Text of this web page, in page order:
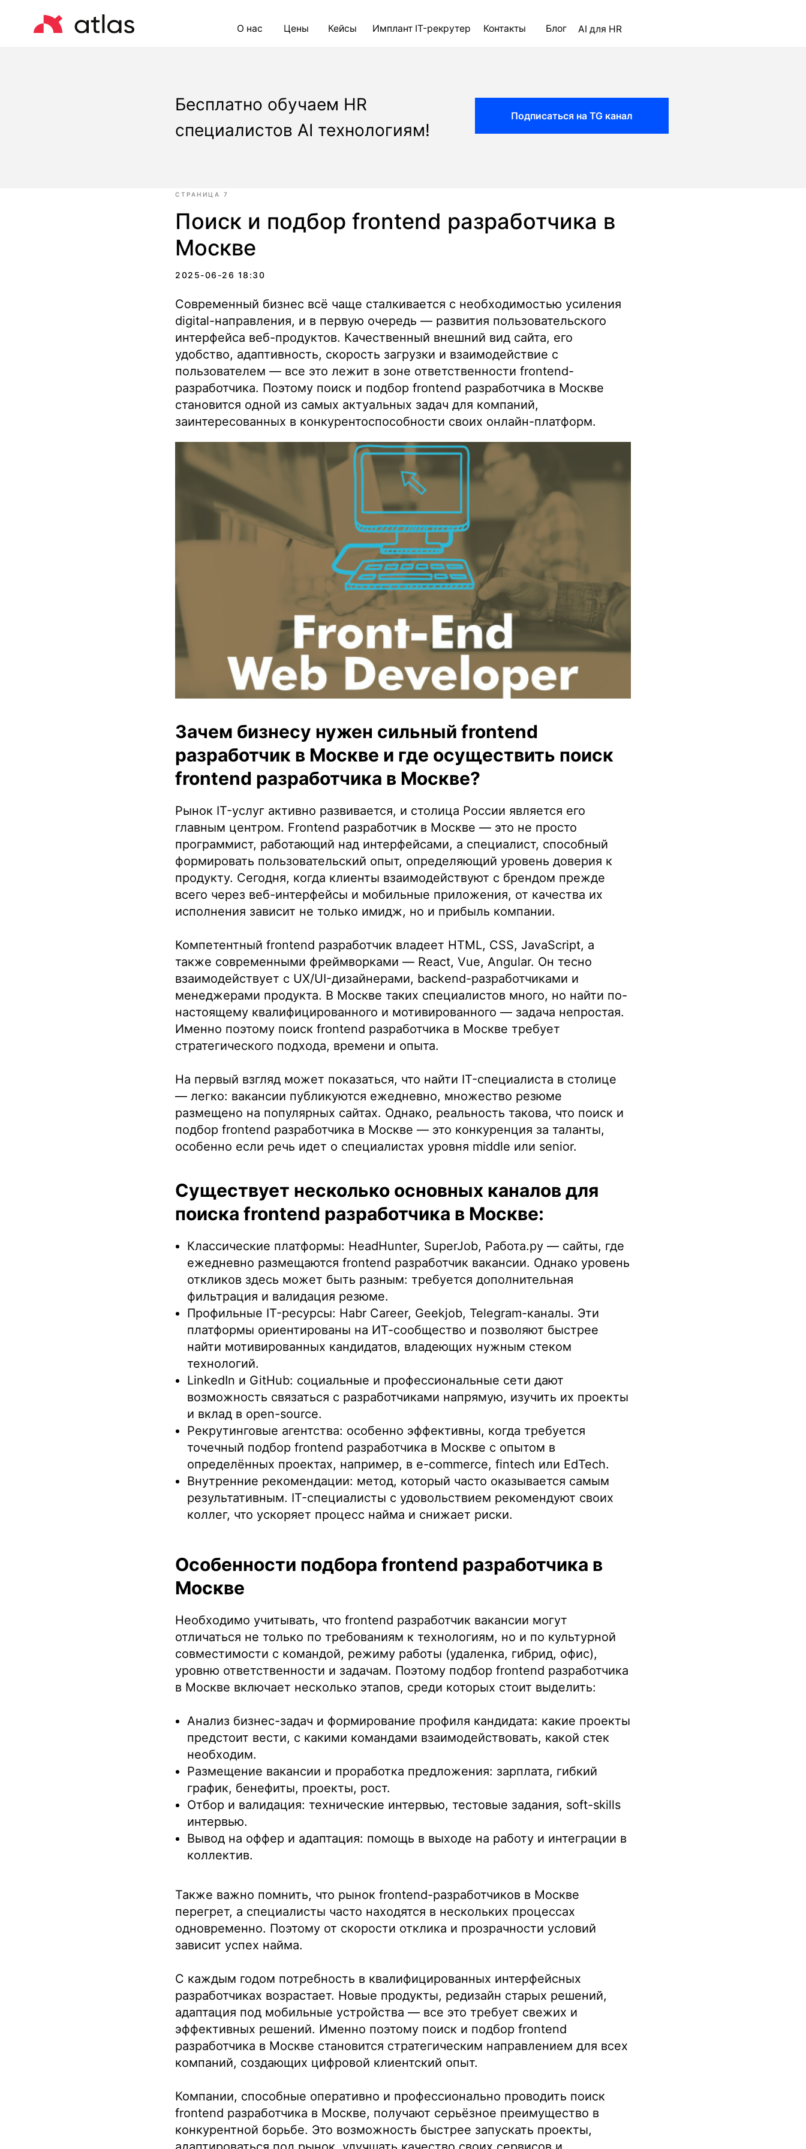
Цены Контакты Блог AI для HR
Кейсы Имплант IT-рекрутер
Бесплатно обучаем HR
специалистов AI технологиям!
Подписаться на TG канал
СТРАНИЦА 7
Поиск и подбор frontend разработчика в
Москве
2025-06-26 18:30
Современный бизнес всё чаще сталкивается с необходимостью усиления
digital-направления, и в первую очередь — развития пользовательского
интерфейса веб-продуктов. Качественный внешний вид сайта, его
удобство, адаптивность, скорость загрузки и взаимодействие с
пользователем — все это лежит в зоне ответственности frontend-
разработчика. Поэтому поиск и подбор frontend разработчика в Москве
становится одной из самых актуальных задач для компаний,
заинтересованных в конкурентоспособности своих онлайн-платформ.
Зачем бизнесу нужен сильный frontend
разработчик в Москве и где осуществить поиск
frontend разработчика в Москве?
Рынок IT-услуг активно развивается, и столица России является его
главным центром. Frontend разработчик в Москве — это не просто
программист, работающий над интерфейсами, а специалист, способный
формировать пользовательский опыт, определяющий уровень доверия к
продукту. Сегодня, когда клиенты взаимодействуют с брендом прежде
всего через веб-интерфейсы и мобильные приложения, от качества их
исполнения зависит не только имидж, но и прибыль компании.
Компетентный frontend разработчик владеет HTML, CSS, JavaScript, а
также современными фреймворками — React, Vue, Angular. Он тесно
взаимодействует с UX/UI-дизайнерами, backend-разработчиками и
менеджерами продукта. В Москве таких специалистов много, но найти по-
настоящему квалифицированного и мотивированного — задача непростая.
Именно поэтому поиск frontend разработчика в Москве требует
стратегического подхода, времени и опыта.
На первый взгляд может показаться, что найти IT-специалиста в столице
— легко: вакансии публикуются ежедневно, множество резюме
размещено на популярных сайтах. Однако, реальность такова, что поиск и
подбор frontend разработчика в Москве — это конкуренция за таланты,
особенно если речь идет о специалистах уровня middle или senior.
Существует несколько основных каналов для
поиска frontend разработчика в Москве:
Классические платформы: HeadHunter, SuperJob, Работа.ру — сайты, где
ежедневно размещаются frontend разработчик вакансии. Однако уровень
откликов здесь может быть разным: требуется дополнительная
фильтрация и валидация резюме.
Профильные IT-ресурсы: Habr Career, Geekjob, Telegram-каналы. Эти
платформы ориентированы на ИТ-сообщество и позволяют быстрее
найти мотивированных кандидатов, владеющих нужным стеком
технологий.
LinkedIn и GitHub: социальные и профессиональные сети дают
возможность связаться с разработчиками напрямую, изучить их проекты
и вклад в open-source.
Рекрутинговые агентства: особенно эффективны, когда требуется
точечный подбор frontend разработчика в Москве с опытом в
определённых проектах, например, в e-commerce, fintech или EdTech.
Внутренние рекомендации: метод, который часто оказывается самым
результативным. IT-специалисты с удовольствием рекомендуют своих
коллег, что ускоряет процесс найма и снижает риски.
Особенности подбора frontend разработчика в
Москве
Необходимо учитывать, что frontend разработчик вакансии могут
отличаться не только по требованиям к технологиям, но и по культурной
совместимости с командой, режиму работы (удаленка, гибрид, офис),
уровню ответственности и задачам. Поэтому подбор frontend разработчика
в Москве включает несколько этапов, среди которых стоит выделить:
Анализ бизнес-задач и формирование профиля кандидата: какие проекты
предстоит вести, с какими командами взаимодействовать, какой стек
необходим.
Размещение вакансии и проработка предложения: зарплата, гибкий
график, бенефиты, проекты, рост.
Отбор и валидация: технические интервью, тестовые задания, soft-skills
интервью.
Вывод на оффер и адаптация: помощь в выходе на работу и интеграции в
коллектив.
Также важно помнить, что рынок frontend-разработчиков в Москве
перегрет, а специалисты часто находятся в нескольких процессах
одновременно. Поэтому от скорости отклика и прозрачности условий
зависит успех найма.
С каждым годом потребность в квалифицированных интерфейсных
разработчиках возрастает. Новые продукты, редизайн старых решений,
адаптация под мобильные устройства — все это требует свежих и
эффективных решений. Именно поэтому поиск и подбор frontend
разработчика в Москве становится стратегическим направлением для всех
компаний, создающих цифровой клиентский опыт.
Компании, способные оперативно и профессионально проводить поиск
frontend разработчика в Москве, получают серьёзное преимущество в
конкурентной борьбе. Это возможность быстрее запускать проекты,
Подобрать
специалиста?
Заполняя данную форму, вы даете